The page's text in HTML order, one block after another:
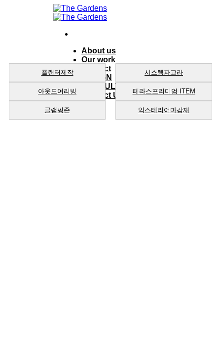
About us
Our work
product
DESIGN
CONSULTING
Contact Us
플랜터제작 시스템파고라
아웃도어리빙 테라스프리미엄 ITEM
글램핑존 익스테리어마감재